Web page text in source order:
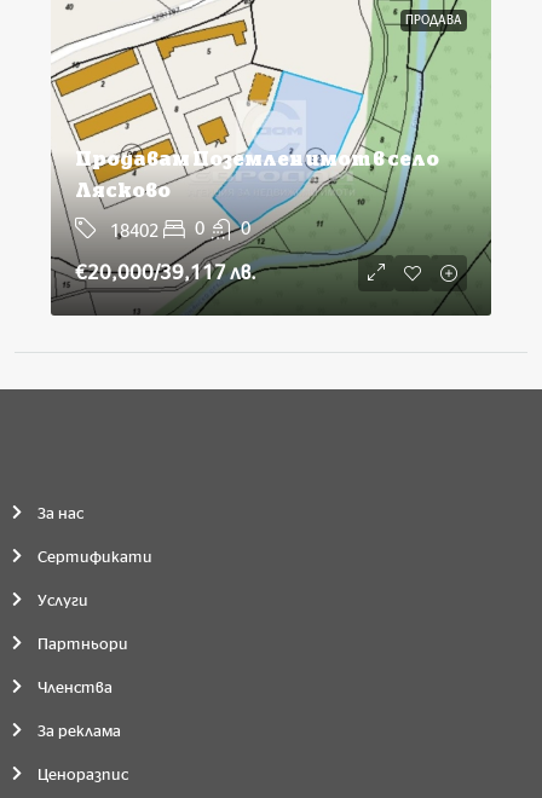
ПРОДАВА
Продавам Поземлен имот в село
Лясково
18402 0 0
€20,000/39,117 лв.
За нас
Сертификати
Услуги
Партньори
Членства
За реклама
Ценоразпис